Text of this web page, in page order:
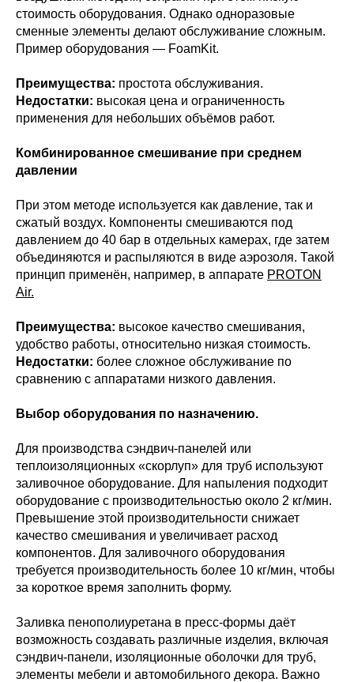
стоимость оборудования. Однако одноразовые
сменные элементы делают обслуживание сложным.
Пример оборудования — FoamKit.
Преимущества: простота обслуживания.
Недостатки: высокая цена и ограниченность
применения для небольших объёмов работ.
Комбинированное смешивание при среднем
давлении
При этом методе используется как давление, так и
сжатый воздух. Компоненты смешиваются под
давлением до 40 бар в отдельных камерах, где затем
объединяются и распыляются в виде аэрозоля. Такой
принцип применён, например, в аппарате PROTON
Air.
Преимущества: высокое качество смешивания,
удобство работы, относительно низкая стоимость.
Недостатки: более сложное обслуживание по
сравнению с аппаратами низкого давления.
Выбор оборудования по назначению.
Для производства сэндвич-панелей или
теплоизоляционных «скорлуп» для труб используют
заливочное оборудование. Для напыления подходит
оборудование с производительностью около 2 кг/мин.
Превышение этой производительности снижает
качество смешивания и увеличивает расход
компонентов. Для заливочного оборудования
требуется производительность более 10 кг/мин, чтобы
за короткое время заполнить форму.
Заливка пенополиуретана в пресс-формы даёт
возможность создавать различные изделия, включая
сэндвич-панели, изоляционные оболочки для труб,
элементы мебели и автомобильного декора. Важно